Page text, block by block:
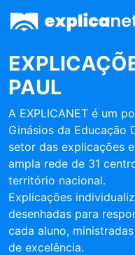
PAUL
A EXPLICANET é um
Ginásios da Educação
setor das explicações
ampla rede de 31
território nacional.
Explicações
desenhadas para
cada aluno,
de excelência.